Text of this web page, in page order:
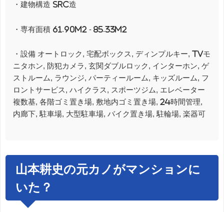
・建物構造 SRC造
・専有面積 61.90m2 - 85.33m2
・設備 オートロック, 宅配ボックス, ディンプルキー, TVモ
ニタホン, 防犯カメラ, 玄関ダブルロック, インターホン, ゲ
ストルーム, ラウンジ, パーティールーム, キッズルーム, フ
ロントサービス, ハイクラス, スポーツジム, エレベーター
複数基, 各階ゴミ置き場, 敷地内ゴミ置き場, 24時間管理,
内廊下, 駐車場, 大型駐車場, バイク置き場, 駐輪場, 楽器可
山本耕史の元カノがマンションに
いた？